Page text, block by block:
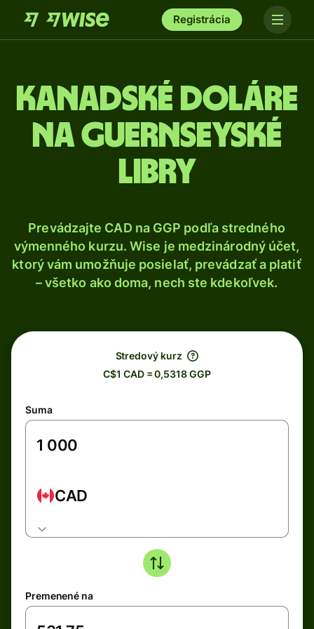
Registrácia
Kanadské doláre
na guernseyské
libry
Prevádzajte CAD na GGP podľa stredného
výmenného kurzu. Wise je medzinárodný účet,
ktorý vám umožňuje posielať, prevádzať a platiť
– všetko ako doma, nech ste kdekoľvek.
Stredový kurz
C$1 CAD = 0,5318 GGP
Suma
CAD
Premenené na